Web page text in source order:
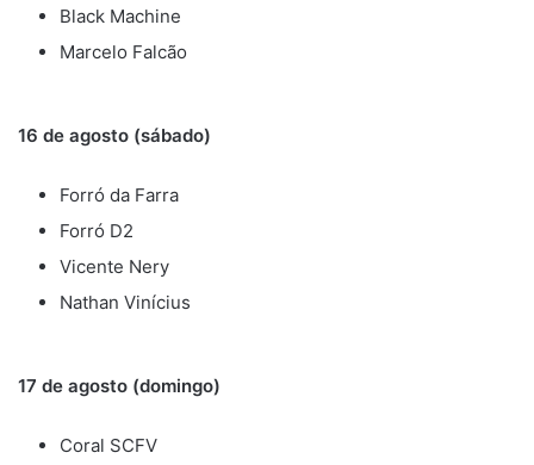
Black Machine
Marcelo Falcão
16 de agosto (sábado)
Forró da Farra
Forró D2
Vicente Nery
Nathan Vinícius
17 de agosto (domingo)
Coral SCFV